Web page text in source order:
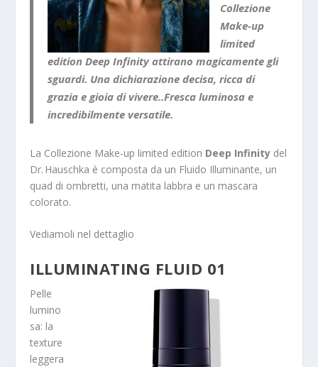
Collezione
Make-up
limited
edition Deep Infinity attirano magicamente gli
sguardi. Una dichiarazione decisa, ricca di
grazia e gioia di vivere..Fresca luminosa e
incredibilmente versatile.
La Collezione Make-up limited edition Deep Infinity del
Dr. Hauschka è composta da un Fluido Illuminante, un
quad di ombretti, una matita labbra e un mascara
colorato.
Vediamoli nel dettaglio
ILLUMINATING FLUID 01
Pelle
lumino
sa: la
texture
leggera